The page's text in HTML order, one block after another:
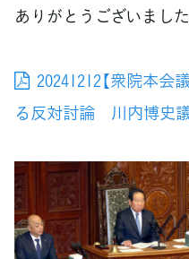
ありがとうございました
20241212【衆院本会
る反対討論 川内博史